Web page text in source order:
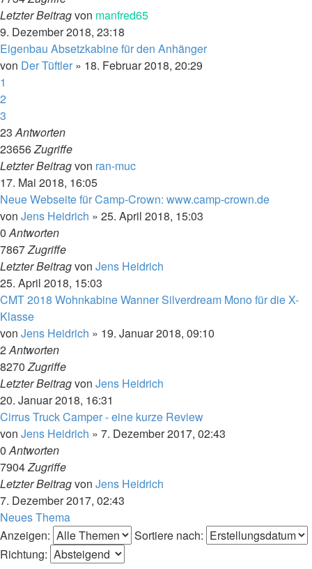
Letzter Beitragvon manfred65
9. Dezember 2018, 23:18
Eigenbau Absetzkabine für den Anhänger
von Der Tüftler » 18. Februar 2018, 20:29
1
2
3
23Antworten
23656Zugriffe
Letzter Beitragvon ran-muc
17. Mai 2018, 16:05
Neue Webseite für Camp-Crown: www.camp-crown.de
von Jens Heidrich » 25. April 2018, 15:03
0Antworten
7867Zugriffe
Letzter Beitragvon Jens Heidrich
25. April 2018, 15:03
CMT 2018 Wohnkabine Wanner Silverdream Mono für die X-
Klasse
von Jens Heidrich » 19. Januar 2018, 09:10
2Antworten
8270Zugriffe
Letzter Beitragvon Jens Heidrich
20. Januar 2018, 16:31
Cirrus Truck Camper - eine kurze Review
von Jens Heidrich » 7. Dezember 2017, 02:43
0Antworten
7904Zugriffe
Letzter Beitragvon Jens Heidrich
7. Dezember 2017, 02:43
Neues Thema
Anzeigen:
Sortiere nach:
Richtung: